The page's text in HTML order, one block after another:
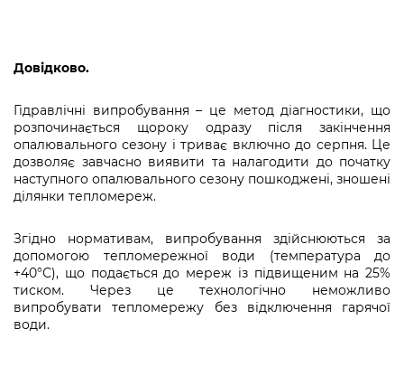
Довідково.
Гідравлічні випробування – це метод діагностики, що
розпочинається щороку одразу після закінчення
опалювального сезону і триває включно до серпня. Це
дозволяє завчасно виявити та налагодити до початку
наступного опалювального сезону пошкоджені, зношені
ділянки тепломереж.
Згідно нормативам, випробування здійснюються за
допомогою тепломережної води (температура до
+40°С), що подається до мереж із підвищеним на 25%
тиском. Через це технологічно неможливо
випробувати тепломережу без відключення гарячої
води.